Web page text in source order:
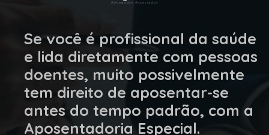
Se você é profissional da saúde
e lida diretamente com pessoas
doentes, muito possivelmente
tem direito de aposentar-se
antes do tempo padrão, com a
Aposentadoria Especial.